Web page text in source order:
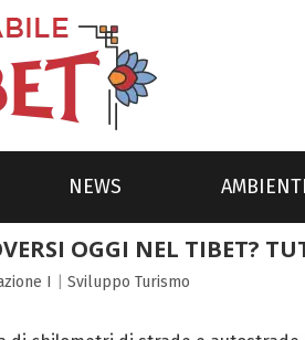
NEWS
OGGI NEL TIBET?
I Sviluppo Turismo